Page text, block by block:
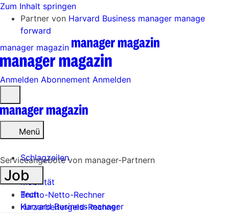
Zum Inhalt springen
Partner von Harvard Business manager manage
forward
manager magazin
Anmelden Abonnement Anmelden
öffnen
Menü
Schlagzeilen
Mobilität
Tech
Harvard Business manager
Serviceangebote von manager-Partnern
Job
Brutto-Netto-Rechner
Kurzarbeitergeld-Rechner